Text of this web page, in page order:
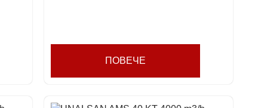
ПОВЕЧЕ